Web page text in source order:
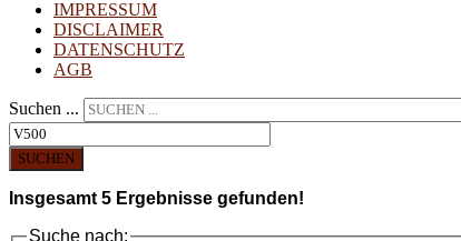
IMPRESSUM
DISCLAIMER
DATENSCHUTZ
AGB
Suchen ...
SUCHEN
Insgesamt 5 Ergebnisse gefunden!
Suche nach: